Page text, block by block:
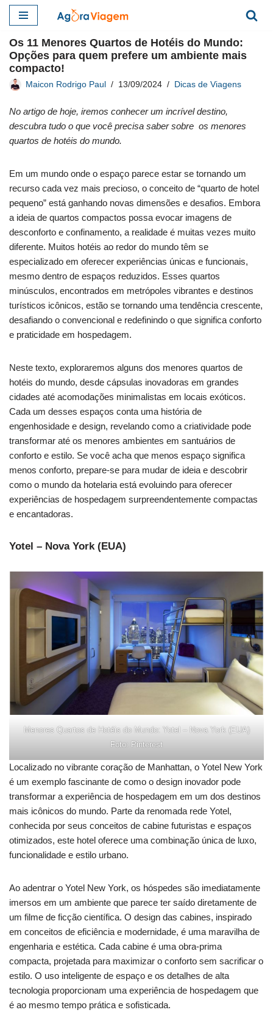
para
o
conteúdo
Os 11 Menores Quartos de Hotéis do Mundo:
Opções para quem prefere um ambiente mais
compacto!
Maicon Rodrigo Paul 13/09/2024 Dicas de Viagens
No artigo de hoje, iremos conhecer um incrível destino,
descubra tudo o que você precisa saber sobre os menores
quartos de hotéis do mundo.
Em um mundo onde o espaço parece estar se tornando um
recurso cada vez mais precioso, o conceito de “quarto de hotel
pequeno” está ganhando novas dimensões e desafios. Embora
a ideia de quartos compactos possa evocar imagens de
desconforto e confinamento, a realidade é muitas vezes muito
diferente. Muitos hotéis ao redor do mundo têm se
especializado em oferecer experiências únicas e funcionais,
mesmo dentro de espaços reduzidos. Esses quartos
minúsculos, encontrados em metrópoles vibrantes e destinos
turísticos icônicos, estão se tornando uma tendência crescente,
desafiando o convencional e redefinindo o que significa conforto
e praticidade em hospedagem.
Neste texto, exploraremos alguns dos menores quartos de
hotéis do mundo, desde cápsulas inovadoras em grandes
cidades até acomodações minimalistas em locais exóticos.
Cada um desses espaços conta uma história de
engenhosidade e design, revelando como a criatividade pode
transformar até os menores ambientes em santuários de
conforto e estilo. Se você acha que menos espaço significa
menos conforto, prepare-se para mudar de ideia e descobrir
como o mundo da hotelaria está evoluindo para oferecer
experiências de hospedagem surpreendentemente compactas
e encantadoras.
Yotel – Nova York (EUA)
Menores Quartos de Hotéis do Mundo: Yotel – Nova York (EUA)
Foto: Pinterest
Localizado no vibrante coração de Manhattan, o Yotel New York
é um exemplo fascinante de como o design inovador pode
transformar a experiência de hospedagem em um dos destinos
mais icônicos do mundo. Parte da renomada rede Yotel,
conhecida por seus conceitos de cabine futuristas e espaços
otimizados, este hotel oferece uma combinação única de luxo,
funcionalidade e estilo urbano.
Ao adentrar o Yotel New York, os hóspedes são imediatamente
imersos em um ambiente que parece ter saído diretamente de
um filme de ficção científica. O design das cabines, inspirado
em conceitos de eficiência e modernidade, é uma maravilha de
engenharia e estética. Cada cabine é uma obra-prima
compacta, projetada para maximizar o conforto sem sacrificar o
estilo. O uso inteligente de espaço e os detalhes de alta
tecnologia proporcionam uma experiência de hospedagem que
é ao mesmo tempo prática e sofisticada.